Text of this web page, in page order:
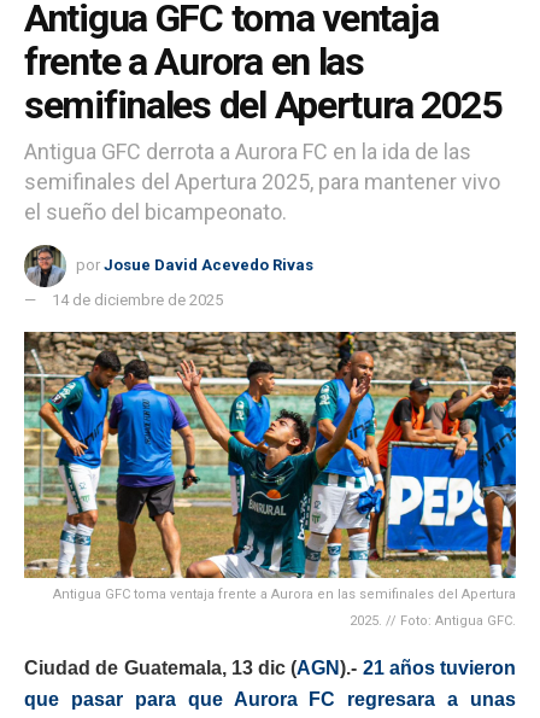
Antigua GFC toma ventaja
frente a Aurora en las
semifinales del Apertura 2025
Antigua GFC derrota a Aurora FC en la ida de las
semifinales del Apertura 2025, para mantener vivo
el sueño del bicampeonato.
por Josue David Acevedo Rivas
14 de diciembre de 2025
Antigua GFC toma ventaja frente a Aurora en las semifinales del Apertura
2025. // Foto: Antigua GFC.
Ciudad de Guatemala, 13 dic (AGN).- 21 años tuvieron
que pasar para que Aurora FC regresara a unas